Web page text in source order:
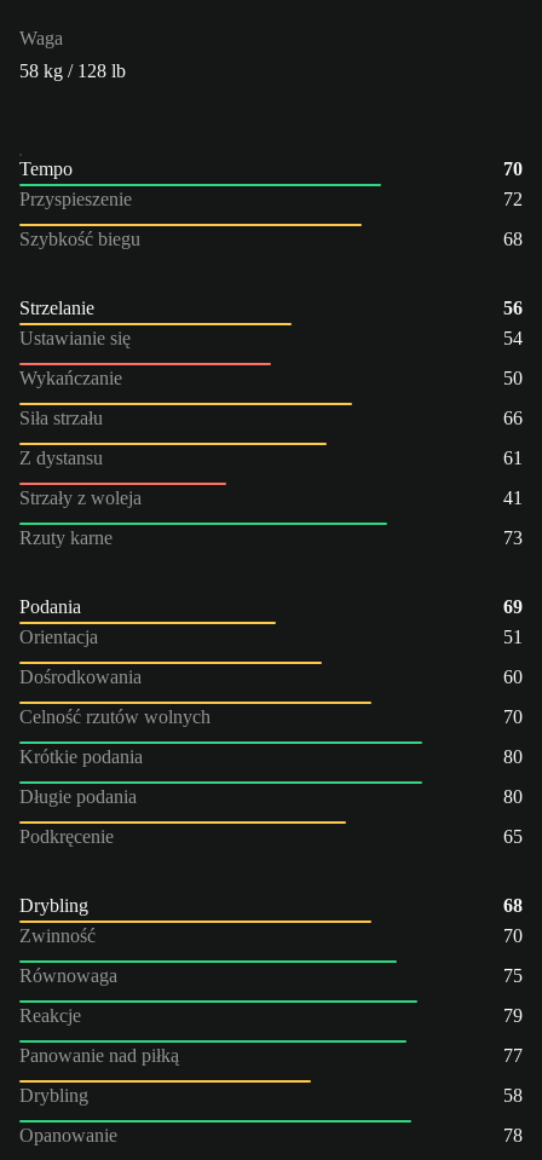
Waga
58 kg / 128 lb
Tempo
70
Przyspieszenie
72
Szybkość biegu
68
Strzelanie
56
Ustawianie się
54
Wykańczanie
50
Siła strzału
66
Z dystansu
61
Strzały z woleja
41
Rzuty karne
73
Podania
69
Orientacja
51
Dośrodkowania
60
Celność rzutów wolnych
70
Krótkie podania
80
Długie podania
80
Podkręcenie
65
Drybling
68
Zwinność
70
Równowaga
75
Reakcje
79
Panowanie nad piłką
77
Drybling
58
Opanowanie
78